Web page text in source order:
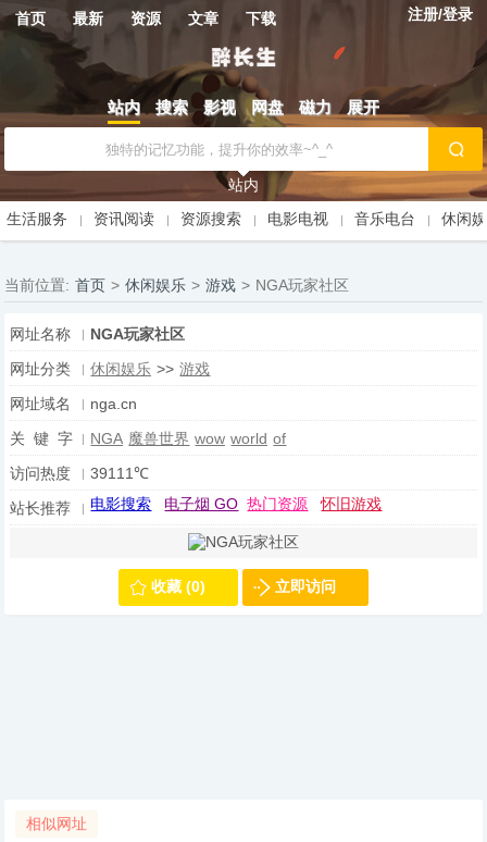
首页 最新 资源 文章 下载 注册/登录
站内 搜索 影视 网盘 磁力 展开
站内
生活服务
资讯阅读 资源搜索 电影电视 音乐电台 休闲
当前位置: 首页 > 休闲娱乐 > 游戏 > NGA玩家社区
网址名称
NGA玩家社区
网址分类
休闲娱乐 >> 游戏
网址域名
nga.cn
关 键 字
NGA 魔兽世界 wow world of
访问热度
39111℃
站长推荐
电影搜索 电子烟 GO 热门资源 怀旧游戏
收藏 (0) 立即访问
相似网址